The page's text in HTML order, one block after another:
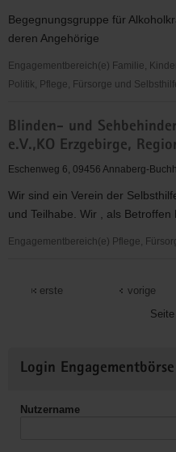
e.V.,
Annaberg-
Buchholz
Begegnungsgruppe für
deren Angehörige
Engagementbereich(e) Familie,
Politik, Pflege, Fürsorge und
Kreuz
in
Deutschland
Sehma
Blinden- und
e.V.,KO Erzgebirge,
Eschenweg 6, 09456 Annaberg-
Wir sind ein Verein der
und Teilhabe. Wir , als Betroffen
Engagementbereich(e) Pflege,
Erzgebirge,
Regionalgruppe
erste
vorige
Informationen
Login Engagementbörse
Nutzername